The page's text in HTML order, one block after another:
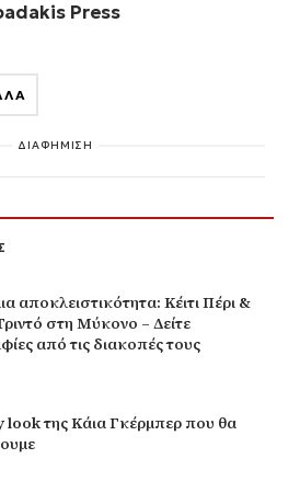
Press
ΔΙΑΦΗΜΙΣΗ
αποκλειστικότητα: Κέιτι Πέρι &
στη Μύκονο – Δείτε
από τις διακοπές τους
look της Κάια Γκέρμπερ που θα